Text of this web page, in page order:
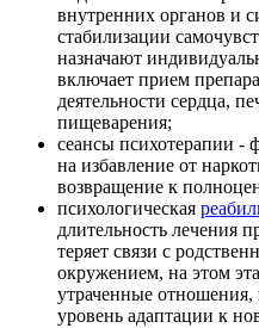
внутренних органов и
стабилизации
назначают
включает прием
деятельности сердца,
пищеварения;
сеансы психотерапии -
на избавление от
возвращение к
психологическая
длительность лечения
теряет связи с
окружением, на этом
утраченные
уровень адаптации к